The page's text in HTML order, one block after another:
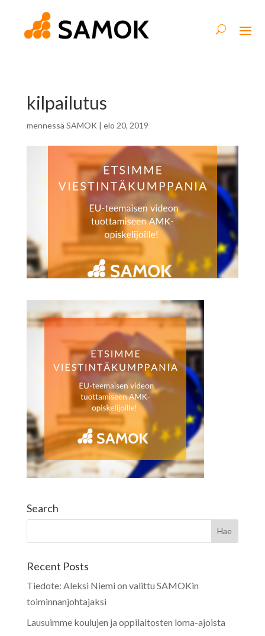
kilpailutus
mennessä SAMOK | elo 20, 2019
Search
Recent Posts
Tiedote: Aleksi Niemi on valittu SAMOKin
toiminnanjohtajaksi
Lausuimme koulujen ja oppilaitosten loma-ajoista